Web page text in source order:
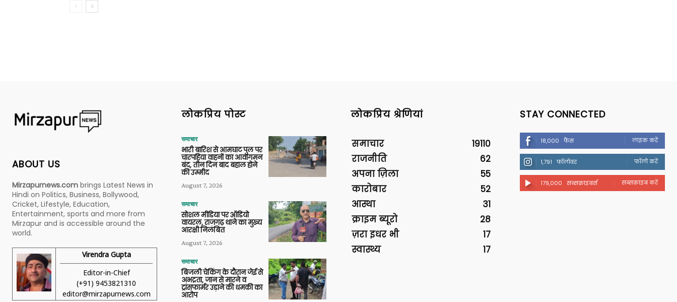
ABOUT US
Mirzapurnews.com brings Latest News in
Hindi on Politics, Business, Bollywood,
Cricket, Lifestyle, Education,
Entertainment, sports and more from
Mirzapur and is accessible around the
world.
Virendra Gupta
Editor-in-Chief
(+91) 9453821310
editor@mirzapurnews.com
लोकप्रिय पोस्ट
समाचार
भारी बारिश से आमघाट पुल पर
चारपहिया वाहनों का आवागमन
बंद, तीन दिन बाद बहाल होने
की उम्मीद
August 7, 2026
समाचार
सोशल मीडिया पर ऑडियो
वायरल, राजगढ़ थाने का मुख्य
आरक्षी निलंबित
August 7, 2026
समाचार
बिजली चेकिंग के दौरान जेई से
अभद्रता, जान से मारने व
ट्रांसफार्मर उड़ाने की धमकी का
आरोप
लोकप्रिय श्रेणियां
समाचार
19110
राजनीति
62
अपना ज़िला
55
कारोबार
52
आस्था
31
क्राइम ब्यूरो
28
ज़रा इधर भी
17
स्वास्थ्य
17
STAY CONNECTED
18,000 फैंस लाइक करें
1,791 फॉलोवर फॉलो करें
179,000 सब्सक्राइबर्स सब्सक्राइब करें